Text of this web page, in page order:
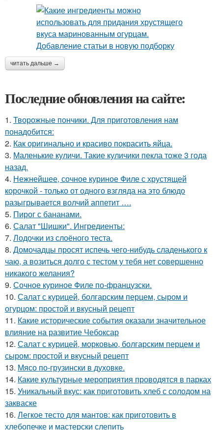
читать дальше →
Последние обновления на сайте:
1. Творожные пончики. Для приготовления нам
понадобится:
2. Как оригинально и красиво покрасить яйца.
3. Маленькие куличи. Такие куличики пекла тоже 3 года
назад.
4. Нежнейшее, сочное куриное Филе с хрустящей
корочкой - только от одного взгляда на это блюдо
разыгрывается волчий аппетит ….
5. Пирог с бананами.
6. Салат "Шишки". Ингредиенты:
7. Лодочки из слоёного теста.
8. Домочадцы просят испечь чего-нибудь сладенького к
чаю, а возиться долго с тестом у тебя нет совершенно
никакого желания?
9. Сочное куриное Филе по-французски.
10. Салат с курицей, болгарским перцем, сыром и
огурцом: простой и вкусный рецепт
11. Какие исторические события оказали значительное
влияние на развитие Чебоксар
12. Салат с курицей, морковью, болгарским перцем и
сыром: простой и вкусный рецепт
13. Мясо по-грузински в духовке.
14. Какие культурные мероприятия проводятся в парках
15. Уникальный вкус: как приготовить хлеб с солодом на
закваске
16. Легкое тесто для мантов: как приготовить в
хлебопечке и мастерски слепить